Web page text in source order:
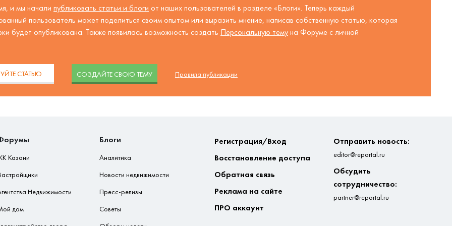
и мы начали публиковать статьи и блоги от наших пользователей в разделе «Блоги». Теперь каждый
пользователь может поделиться своим опытом или выразить мнение, написав собственную статью, которая
будет опубликована. Также появилась возможность создать Персональную тему на Форуме с личной
СТАТЬЮ CОЗДАЙТЕ СВОЮ ТЕМУ Правила публикации
Казани
Недвижимости
дом
Блоги
Аналитика
Новости недвижимости
Пресс-релизы
Советы
Регистрация/Вход
Восстановление доступа
Обратная связь
Реклама на сайте
ПРО аккаунт
Отправить новость:
editor@reportal.ru
Обсудить
сотрудничество:
partner@reportal.ru